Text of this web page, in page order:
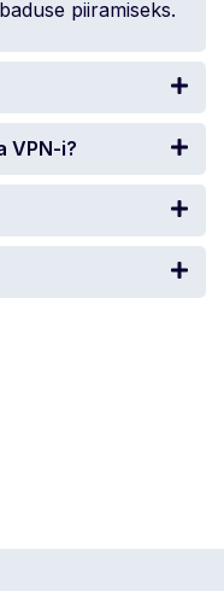
piiramiseks.
VPN-i?